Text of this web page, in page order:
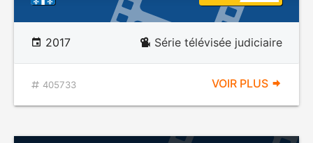
2017 Série télévisée judiciaire
405733 VOIR PLUS